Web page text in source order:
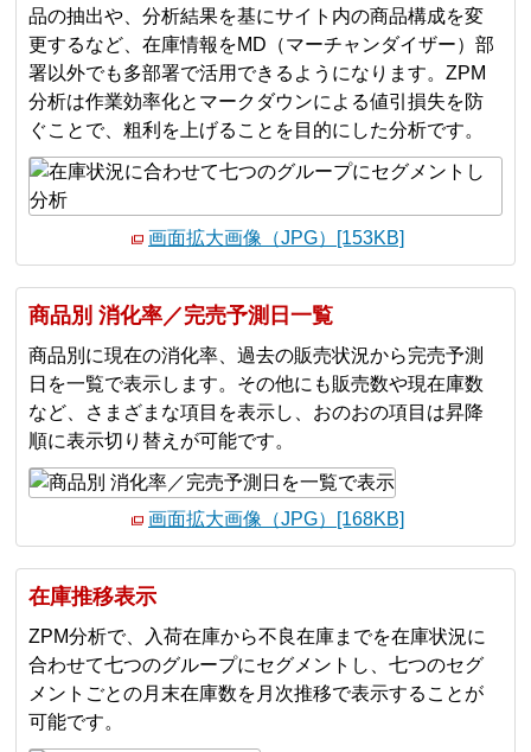
品の抽出や、分析結果を基にサイト内の商品構成を変
更するなど、在庫情報をMD（マーチャンダイザー）部
署以外でも多部署で活用できるようになります。ZPM
分析は作業効率化とマークダウンによる値引損失を防
ぐことで、粗利を上げることを目的にした分析です。
画面拡大画像（JPG）[153KB]
商品別 消化率／完売予測日一覧
商品別に現在の消化率、過去の販売状況から完売予測
日を一覧で表示します。その他にも販売数や現在庫数
など、さまざまな項目を表示し、おのおの項目は昇降
順に表示切り替えが可能です。
画面拡大画像（JPG）[168KB]
在庫推移表示
ZPM分析で、入荷在庫から不良在庫までを在庫状況に
合わせて七つのグループにセグメントし、七つのセグ
メントごとの月末在庫数を月次推移で表示することが
可能です。